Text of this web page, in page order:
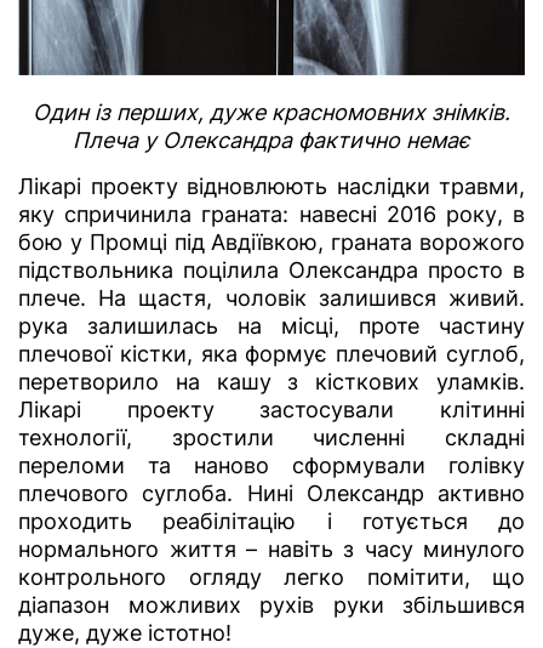
Один із перших, дуже красномовних знімків.
Плеча у Олександра фактично немає
Лікарі проекту відновлюють наслідки травми,
яку спричинила граната: навесні 2016 року, в
бою у Промці під Авдіївкою, граната ворожого
підствольника поцілила Олександра просто в
плече. На щастя, чоловік залишився живий.
рука залишилась на місці, проте частину
плечової кістки, яка формує плечовий суглоб,
перетворило на кашу з кісткових уламків.
Лікарі проекту застосували клітинні
технології, зростили численні складні
переломи та наново сформували голівку
плечового суглоба. Нині Олександр активно
проходить реабілітацію і готується до
нормального життя – навіть з часу минулого
контрольного огляду легко помітити, що
діапазон можливих рухів руки збільшився
дуже, дуже істотно!